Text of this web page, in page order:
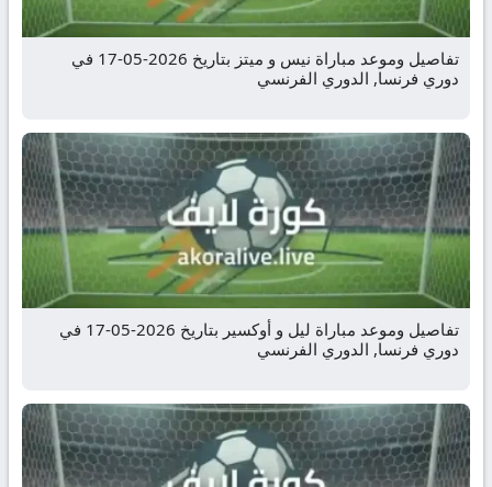
تفاصيل وموعد مباراة نيس و ميتز بتاريخ 2026-05-17 في
دوري فرنسا, الدوري الفرنسي
تفاصيل وموعد مباراة ليل و أوكسير بتاريخ 2026-05-17 في
دوري فرنسا, الدوري الفرنسي